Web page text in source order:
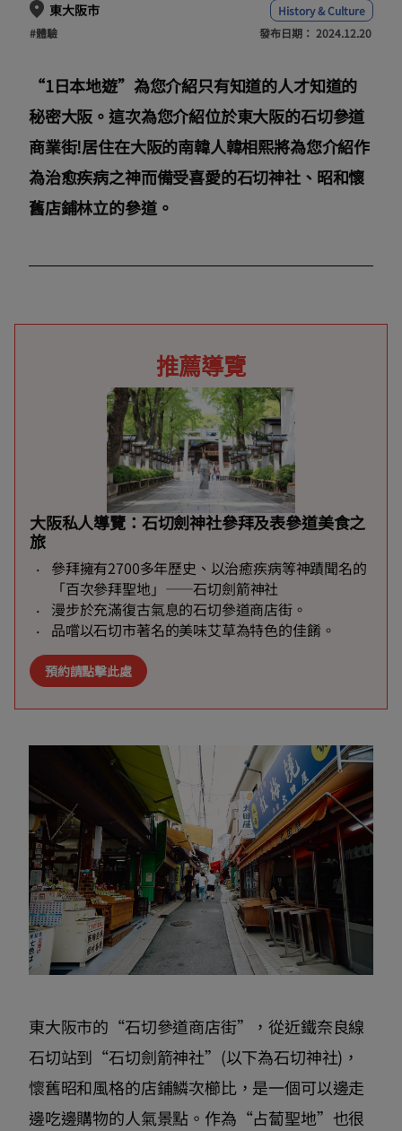
東大阪市
History & Culture
#體驗
發布日期： 2024.12.20
“1日本地遊”為您介紹只有知道的人才知道的
秘密大阪。這次為您介紹位於東大阪的石切參道
商業街!居住在大阪的南韓人韓相熙將為您介紹作
為治愈疾病之神而備受喜愛的石切神社、昭和懷
舊店鋪林立的參道。
推薦導覽
大阪私人導覽：石切劍神社參拜及表參道美食之
旅
參拜擁有2700多年歷史、以治癒疾病等神蹟聞名的
「百次參拜聖地」——石切劍箭神社
漫步於充滿復古氣息的石切參道商店街。
品嚐以石切市著名的美味艾草為特色的佳餚。
預約請點擊此處
東大阪市的“石切參道商店街”，從近鐵奈良線
石切站到“石切劍箭神社”(以下為石切神社)，
懷舊昭和風格的店鋪鱗次櫛比，是一個可以邊走
邊吃邊購物的人氣景點。作為“占蔔聖地”也很